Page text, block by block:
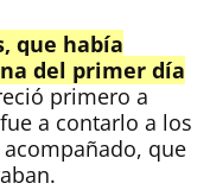
que había
del primer día
primero a
a contarlo a los
que